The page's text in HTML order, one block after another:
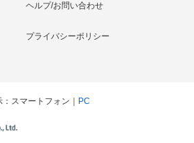
ヘルプ/お問い合わせ
プライバシーポリシー
スマートフォン PC